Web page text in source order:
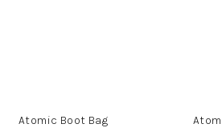
Atomic Boot Bag